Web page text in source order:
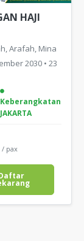
HAJI
Arafah, Mina
2030 • 23
Keberangkatan
JAKARTA
/ pax